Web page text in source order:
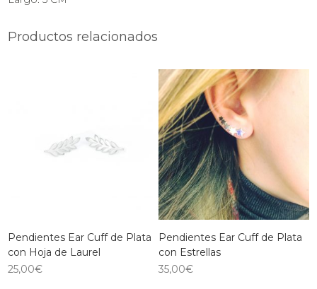
Productos relacionados
Pendientes Ear Cuff de Plata
con Hoja de Laurel
25,00€
Pendientes Ear Cuff de Plata
con Estrellas
35,00€